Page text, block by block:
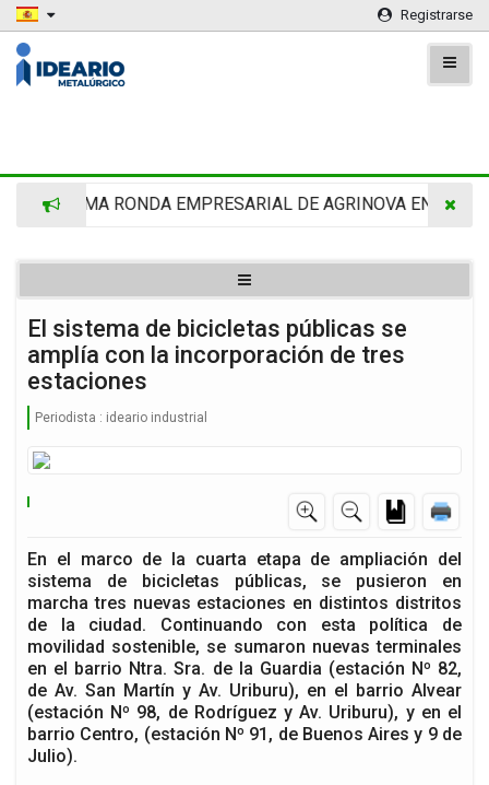
Registrarse
-CAFMA RONDA EMPRESARIAL DE AGRINOVA EN LA
El sistema de bicicletas públicas se
amplía con la incorporación de tres
estaciones
Periodista : ideario industrial
En el marco de la cuarta etapa de ampliación del
sistema de bicicletas públicas, se pusieron en
marcha tres nuevas estaciones en distintos distritos
de la ciudad. Continuando con esta política de
movilidad sostenible, se sumaron nuevas terminales
en el barrio Ntra. Sra. de la Guardia (estación Nº 82,
de Av. San Martín y Av. Uriburu), en el barrio Alvear
(estación Nº 98, de Rodríguez y Av. Uriburu), y en el
barrio Centro, (estación Nº 91, de Buenos Aires y 9 de
Julio).